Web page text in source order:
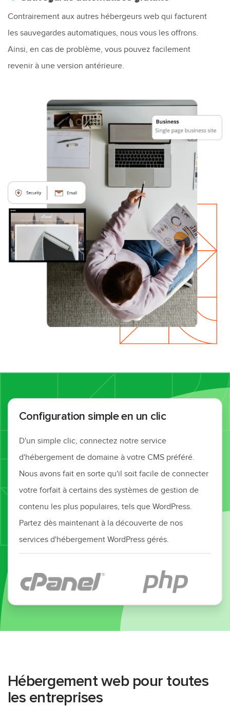
Contrairement aux autres hébergeurs web qui facturent
les sauvegardes automatiques, nous vous les offrons.
Ainsi, en cas de problème, vous pouvez facilement
revenir à une version antérieure.
Configuration simple en un clic
D'un simple clic, connectez notre service
d'hébergement de domaine à votre CMS préféré.
Nous avons fait en sorte qu'il soit facile de connecter
votre forfait à certains des systèmes de gestion de
contenu les plus populaires, tels que WordPress.
Partez dès maintenant à la découverte de nos
services d'hébergement WordPress gérés.
Hébergement web pour toutes
les entreprises